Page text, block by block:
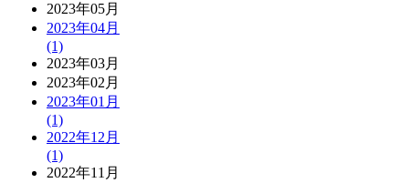
2023年05月
2023年04月
(1)
2023年03月
2023年02月
2023年01月
(1)
2022年12月
(1)
2022年11月